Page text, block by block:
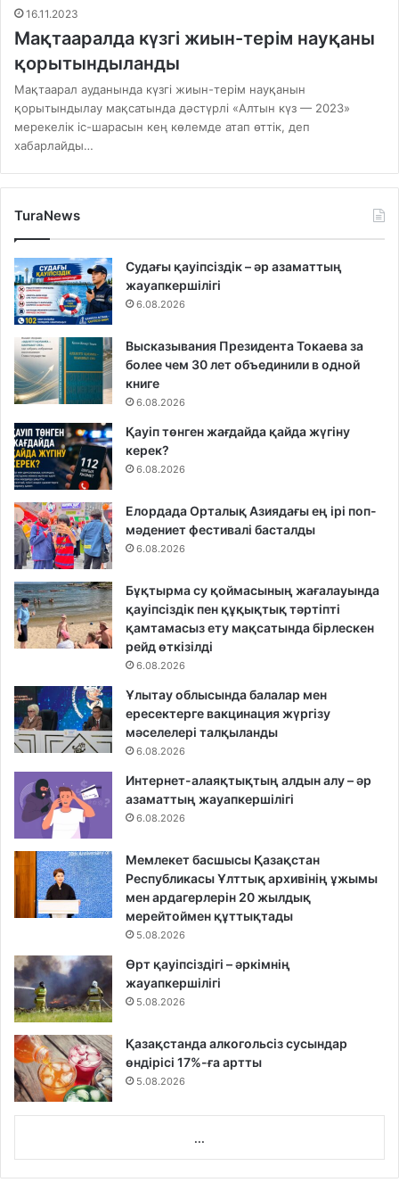
16.11.2023
Мақтааралда күзгі жиын-терім науқаны
қорытындыланды
Мақтаарал ауданында күзгі жиын-терім науқанын
қорытындылау мақсатында дәстүрлі «Алтын күз — 2023»
мерекелік іс-шарасын кең көлемде атап өттік, деп
хабарлайды…
TuraNews
Судағы қауіпсіздік – әр азаматтың
жауапкершілігі
6.08.2026
Высказывания Президента Токаева за
более чем 30 лет объединили в одной
книге
6.08.2026
Қауіп төнген жағдайда қайда жүгіну
керек?
6.08.2026
Елордада Орталық Азиядағы ең ірі поп-
мәдениет фестивалі басталды
6.08.2026
Бұқтырма су қоймасының жағалауында
қауіпсіздік пен құқықтық тәртіпті
қамтамасыз ету мақсатында бірлескен
рейд өткізілді
6.08.2026
Ұлытау облысында балалар мен
ересектерге вакцинация жүргізу
мәселелері талқыланды
6.08.2026
Интернет-алаяқтықтың алдын алу – әр
азаматтың жауапкершілігі
6.08.2026
Мемлекет басшысы Қазақстан
Республикасы Ұлттық архивінің ұжымы
мен ардагерлерін 20 жылдық
мерейтоймен құттықтады
5.08.2026
Өрт қауіпсіздігі – әркімнің
жауапкершілігі
5.08.2026
Қазақстанда алкогольсіз сусындар
өндірісі 17%-ға артты
5.08.2026
...